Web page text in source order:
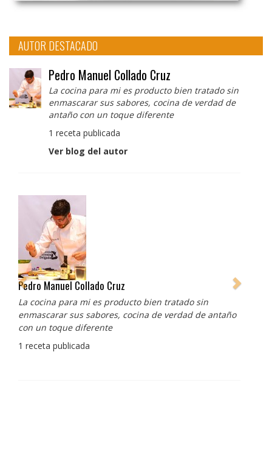
AUTOR DESTACADO
Pedro Manuel Collado Cruz
La cocina para mi es producto bien tratado sin
enmascarar sus sabores, cocina de verdad de
antaño con un toque diferente
1 receta publicada
Ver blog del autor
Pedro Manuel Collado Cruz
La cocina para mi es producto bien tratado sin
enmascarar sus sabores, cocina de verdad de antaño
con un toque diferente
1 receta publicada